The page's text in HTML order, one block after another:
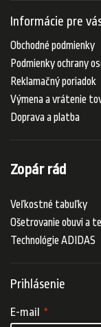
Informácie pre
Obchodné podmienky
Podmienky ochrany
Reklamačný poriadok
Výmena a vrátenie
Doprava a platba
Zopár rád
Veľkostné tabuľky
Ošetrovanie obuvi a
Technológie ADIDAS
Prihlásenie
E-mail